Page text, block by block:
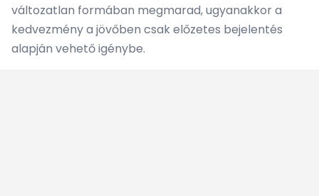
változatlan formában megmarad, ugyanakkor a
kedvezmény a jövőben csak előzetes bejelentés
alapján vehető igénybe.